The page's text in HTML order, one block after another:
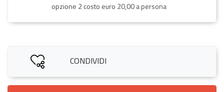
opzione 2 costo euro 20,00 a persona
CONDIVIDI